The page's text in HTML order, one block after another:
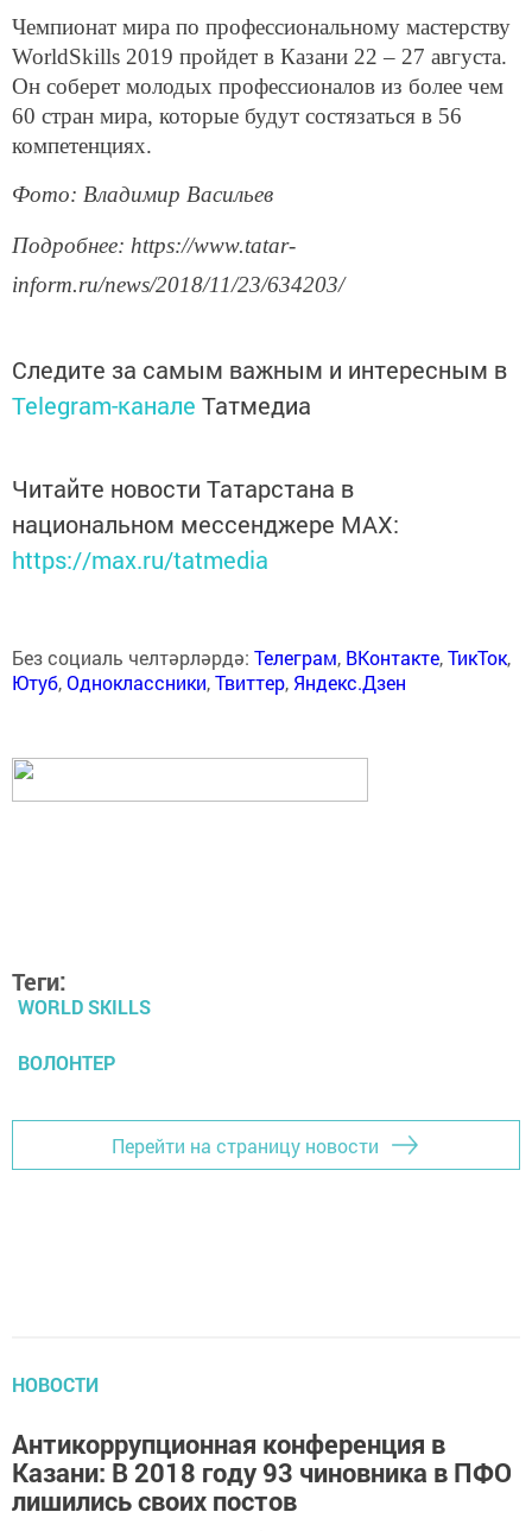
Чемпионат мира по профессиональному мастерству
WorldSkills 2019 пройдет в Казани 22 – 27 августа.
Он соберет молодых профессионалов из более чем
60 стран мира, которые будут состязаться в 56
компетенциях.
Фото: Владимир Васильев
Подробнее: https://www.tatar-
inform.ru/news/2018/11/23/634203/
Следите за самым важным и интересным в
Telegram-канале Татмедиа
Читайте новости Татарстана в
национальном мессенджере MАХ:
https://max.ru/tatmedia
Без социаль челтәрләрдә: Телеграм, ВКонтакте,ТикТок,
Ютуб,Одноклассники,Твиттер, Яндекс.Дзен
Теги:
WORLD SKILLS
ВОЛОНТЕР
Перейти на страницу новости
НОВОСТИ
Антикоррупционная конференция в
Казани: В 2018 году 93 чиновника в ПФО
лишились своих постов